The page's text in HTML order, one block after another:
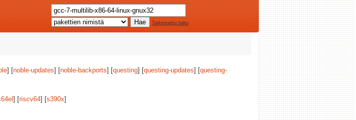
Tarkennettu haku
] [noble-updates] [noble-backports] [questing] [questing-updates] [questing-
] [riscv64] [s390x]